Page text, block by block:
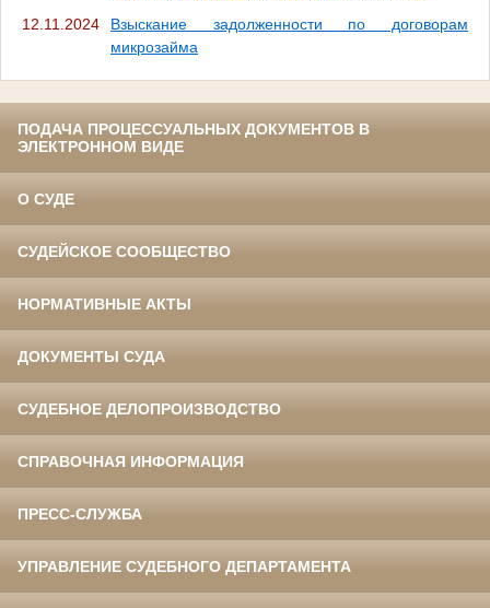
12.11.2024
Взыскание задолженности по договорам
микрозайма
ПОДАЧА ПРОЦЕССУАЛЬНЫХ ДОКУМЕНТОВ В
ЭЛЕКТРОННОМ ВИДЕ
О СУДЕ
СУДЕЙСКОЕ СООБЩЕСТВО
НОРМАТИВНЫЕ АКТЫ
ДОКУМЕНТЫ СУДА
СУДЕБНОЕ ДЕЛОПРОИЗВОДСТВО
СПРАВОЧНАЯ ИНФОРМАЦИЯ
ПРЕСС-СЛУЖБА
УПРАВЛЕНИЕ СУДЕБНОГО ДЕПАРТАМЕНТА